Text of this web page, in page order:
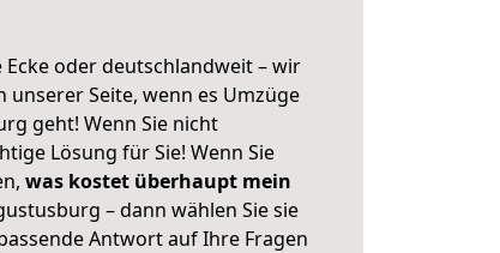
oder deutschlandweit – wir
unserer Seite, wenn es Umzüge
geht! Wenn Sie nicht
Lösung für Sie! Wenn Sie
was kostet überhaupt mein
– dann wählen Sie sie
Antwort auf Ihre Fragen